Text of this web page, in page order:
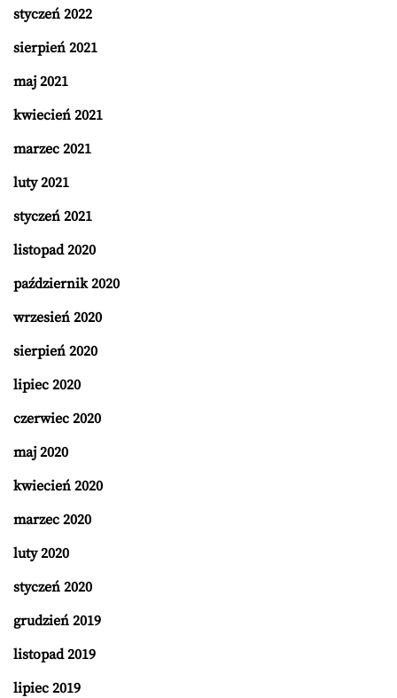
styczeń 2022
sierpień 2021
maj 2021
kwiecień 2021
marzec 2021
luty 2021
styczeń 2021
listopad 2020
październik 2020
wrzesień 2020
sierpień 2020
lipiec 2020
czerwiec 2020
maj 2020
kwiecień 2020
marzec 2020
luty 2020
styczeń 2020
grudzień 2019
listopad 2019
lipiec 2019